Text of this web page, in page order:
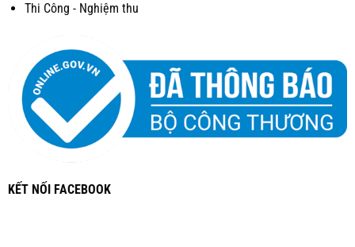
Thi Công - Nghiệm thu
KẾT NỐI FACEBOOK